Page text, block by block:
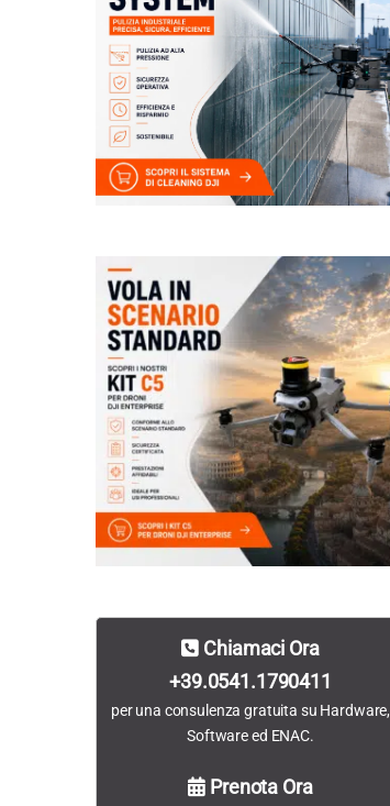
Chiamaci Ora
+39.0541.1790411
per una consulenza gratuita su Hardware,
Software ed ENAC.
Prenota Ora